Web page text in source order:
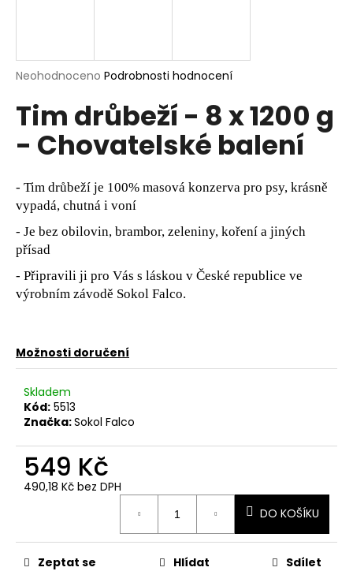
Průměrné
produktu
z
hvězdiček.
Neohodnoceno Podrobnosti hodnocení
Tim drůbeží - 8 x 1200 g
- Chovatelské balení
- Tim drůbeží je 100% masová konzerva pro psy, krásně
vypadá, chutná i voní
- Je bez obilovin, brambor, zeleniny, koření a jiných
přísad
- Připravili ji pro Vás s láskou v České republice ve
výrobním závodě Sokol Falco.
Možnosti doručení
Skladem
Kód: 5513
Značka:Sokol Falco
549 Kč
490,18 Kč bez DPH
DO KOŠÍKU
Zeptat se Hlídat Sdílet
í
t
?
HLEDAT
D
o
p
o
č
u
e
m
e